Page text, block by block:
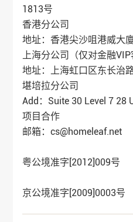
1813号
香港分公司
地址：香港尖沙咀港威大
上海分公司（仅对金融VIP
地址：上海虹口区东长治
堪培拉分公司
Add：Suite 30 Level 7 28
项目合作
邮箱：cs@homeleaf.net
粤公境准字[2012]009号
京公境准字[2009]0003